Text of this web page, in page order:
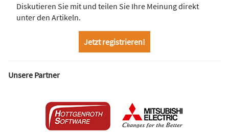
Diskutieren Sie mit und teilen Sie Ihre Meinung direkt
unter den Artikeln.
Jetzt registrieren!
Unsere Partner